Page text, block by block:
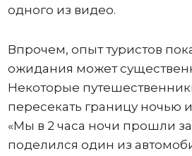
одного из видео.
Впрочем, опыт туристов
ожидания может
Некоторые
пересекать границу ночью
«Мы в 2 часа ночи прошли за
поделился один из